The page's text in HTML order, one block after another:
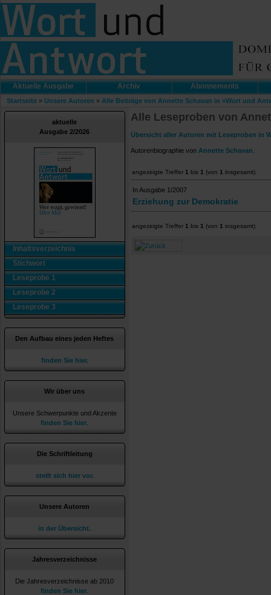
Aktuelle Ausgabe Archiv Abonnements
Startseite » Unsere Autoren » Alle Beiträge von Annette Schavan in »Wort und
aktuelle
Ausgabe 2/2026
Inhaltsverzeichnis
Stichwort
Leseprobe 1
Leseprobe 2
Leseprobe 3
Den Aufbau eines jeden Heftes
finden Sie hier.
Wir über uns
Unsere Schwerpunkte und Akzente
finden Sie hier
Die Schriftleitung
stellt sich hier vor.
Unsere Autoren
in der Übersicht.
Jahresverzeichnisse
Die Jahresverzeichnisse ab 2010
finden Sie hier
Alle Leseproben von
Übersicht aller Autoren mit Leseproben in
Autorenbiographie von Annette Schavan
angezeigte Treffer 1 bis 1 (von 1 insgesamt)
In Ausgabe 1/2007
Erziehung zur Demokratie
angezeigte Treffer 1 bis 1 (von 1 insgesamt)